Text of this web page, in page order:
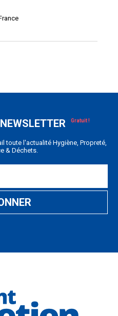
toute l'actualité Hygiène, Propreté,
& Déchets.